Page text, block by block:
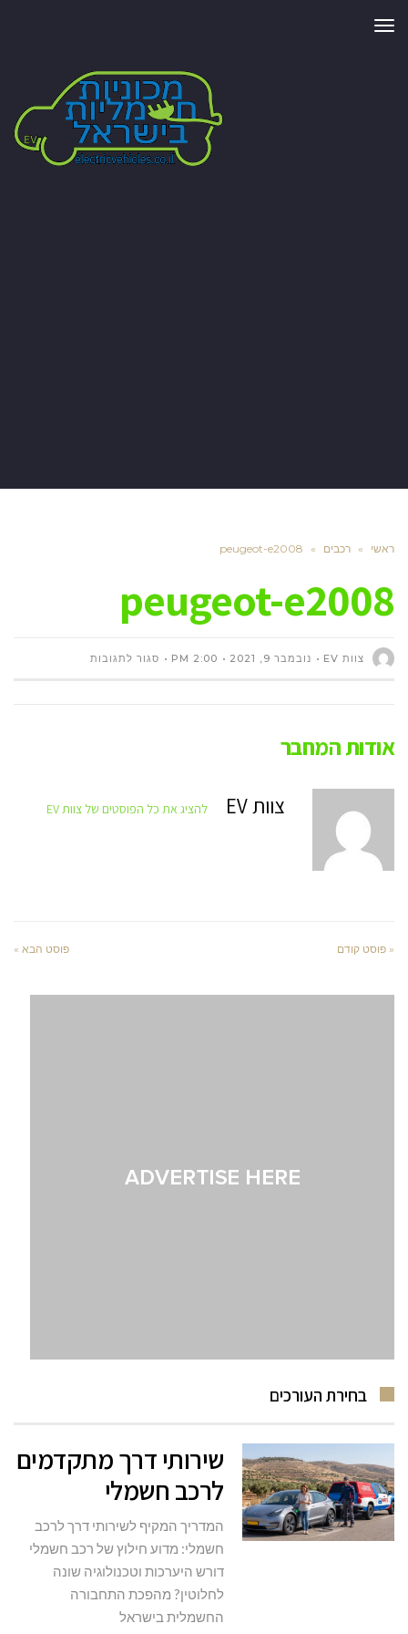
תפריט
ראשי » רכבים »
peugeot-e2008
peugeot-e2008
צוות EV נובמבר 9, 2021 2:00 PM סגור לתגובותעל
אודות המחבר
צוות EV להציג את כל הפוסטים של צוות EV
« פוסט קודם פוסט הבא »
בחירת העורכים
שירותי דרך מתקדמים
לרכב חשמלי
המדריך המקיף לשירותי דרך לרכב
חשמלי: מדוע חילוץ של רכב חשמלי
דורש היערכות וטכנולוגיה שונה
לחלוטין? מהפכת התחבורה
החשמלית בישראל